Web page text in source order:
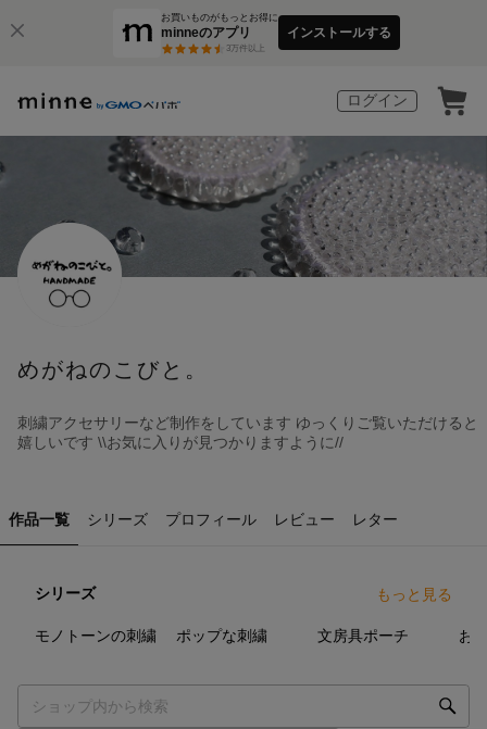
お買いものがもっとお得に
minneのアプリ
3万件以上
インストールする
ログイン
めがねのこびと。
刺繍アクセサリーなど制作をしています ゆっくりご覧いただけると
嬉しいです \\お気に入りが見つかりますように//
作品一覧 シリーズ プロフィール レビュー レター
シリーズ もっと見る
モノトーンの刺繍 ポップな刺繍 文房具ポーチ お